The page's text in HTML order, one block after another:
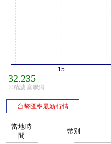
32.235
15
©精誠.富聯網
台幣匯率最新行情
當地時
間
幣別